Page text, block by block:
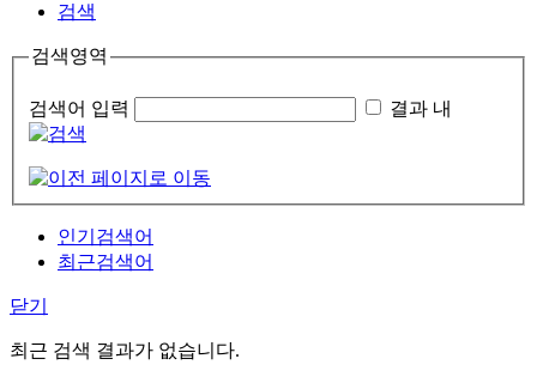
검색
검색영역
검색어 입력 결과 내
인기검색어
최근검색어
닫기
최근 검색 결과가 없습니다.